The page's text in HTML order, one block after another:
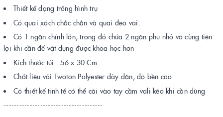
Thiết kế dạng trống hình trụ
Có quai xách chắc chắn và quai đeo vai.
Có 1 ngăn chính lớn, trong đó chứa 2 ngăn phụ nhỏ vô cùng tiện
lợi khi cần để vật dụng được khoa học hơn
Kích thước túi : 56 x 30 Cm
Chất liệu vải Twoton Polyester dày dặn, độ bền cao
Có thiết kế tinh tế có thể cài vào tay cầm vali kéo khi cần dùng
--------------------------------------